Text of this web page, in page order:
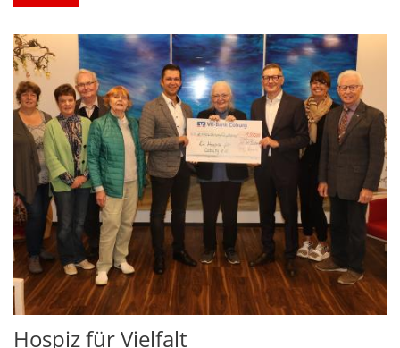
Hospiz für Vielfalt